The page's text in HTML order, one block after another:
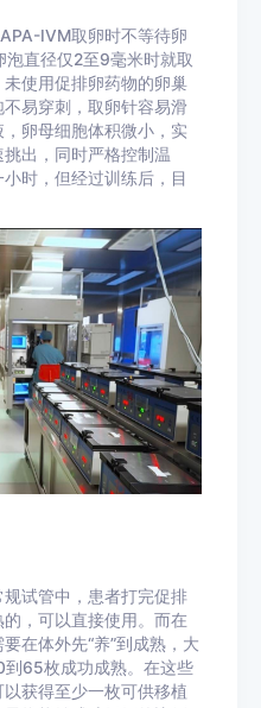
IVM取卵时不等待卵
直径仅2至9毫米时就取
使用促排卵药物的卵巢
易穿刺，取卵针容易滑
卵母细胞体积微小，实
出，同时严格控制温
时，但经过训练后，目
试管中，患者打完促排
，可以直接使用。而在
在体外先“养”到成熟，大
65枚成功成熟。在这些
获得至少一枚可供移植